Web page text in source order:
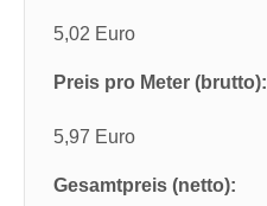
5,02 Euro
Preis pro Meter (brutto):
5,97 Euro
Gesamtpreis (netto):